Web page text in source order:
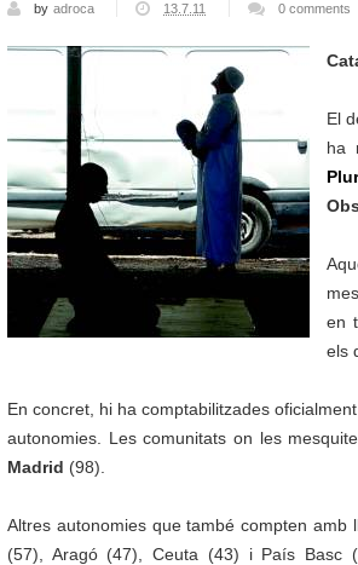
by adroca 13.7.11 0 comments
El
ha
en
els
En concret, hi ha comptabilitzades
autonomies. Les comunitats on les
Madrid (98).
Altres autonomies que també compten
(57), Aragó (47), Ceuta (43) i País Basc